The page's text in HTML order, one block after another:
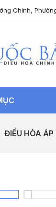
Chinh,
ĐIỀU HÒA ÁP